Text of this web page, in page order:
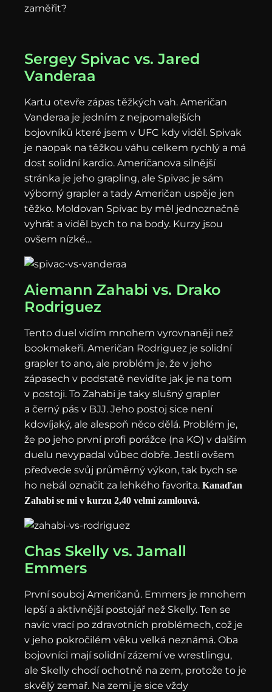
zaměřit?
Sergey Spivac vs. Jared
Vanderaa
Kartu otevře zápas těžkých vah. Američan
Vanderaa je jedním z nejpomalejších
bojovníků které jsem v UFC kdy viděl. Spivak
je naopak na těžkou váhu celkem rychlý a má
dost solidní kardio. Američanova silnější
stránka je jeho grapling, ale Spivac je sám
výborný grapler a tady Američan uspěje jen
těžko. Moldovan Spivac by měl jednoznačně
vyhrát a viděl bych to na body. Kurzy jsou
ovšem nízké…
Aiemann Zahabi vs. Drako
Rodriguez
Tento duel vidím mnohem vyrovnaněji než
bookmakeři. Američan Rodriguez je solidní
grapler to ano, ale problém je, že v jeho
zápasech v podstatě nevidíte jak je na tom
v postoji. To Zahabi je taky slušný grapler
a černý pás v BJJ. Jeho postoj sice není
kdovíjaký, ale alespoň něco dělá. Problém je,
že po jeho první profi porážce (na KO) v dalším
duelu nevypadal vůbec dobře. Jestli ovšem
předvede svůj průměrný výkon, tak bych se
ho nebál označit za lehkého favorita. Kanaďan
Zahabi se mi v kurzu 2,40 velmi zamlouvá.
Chas Skelly vs. Jamall
Emmers
První souboj Američanů. Emmers je mnohem
lepší a aktivnější postojář než Skelly. Ten se
navíc vrací po zdravotních problémech, což je
v jeho pokročilém věku velká neznámá. Oba
bojovníci mají solidní zázemí ve wrestlingu,
ale Skelly chodí ochotně na zem, protože to je
skvělý zemař. Na zemi je sice vždy